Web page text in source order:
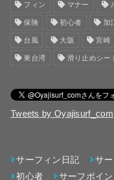
フィン マナー
保険 初心者 加
台風 大阪 宮崎
東台湾 滑り止めシー
Tweets by Oyajisurf_com
サーフィン日記 サ
初心者
サーフポイン